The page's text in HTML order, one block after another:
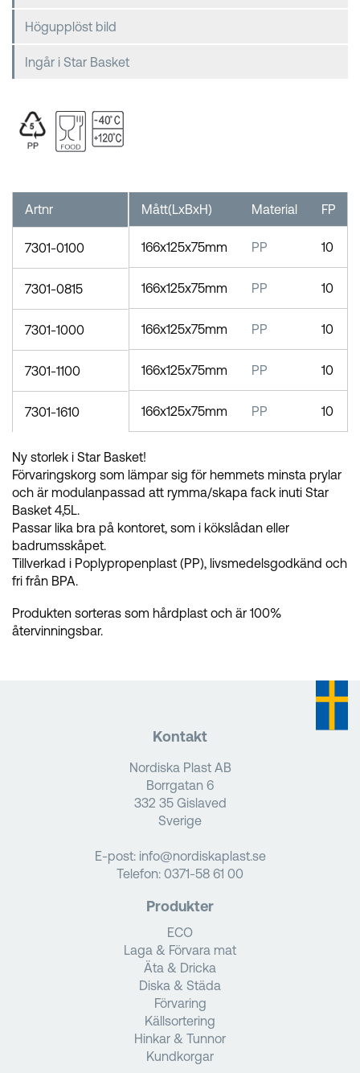
Högupplöst bild
Ingår i Star Basket
Mått(LxBxH) Material FP
166x125x75mm PP 10
166x125x75mm PP 10
166x125x75mm PP 10
166x125x75mm PP 10
166x125x75mm PP 10
Artnr
7301-0100
7301-0815
7301-1000
7301-1100
7301-1610
Ny storlek i Star Basket!
Förvaringskorg som lämpar sig för hemmets minsta prylar
och är modulanpassad att rymma/skapa fack inuti Star
Basket 4,5L.
Passar lika bra på kontoret, som i kökslådan eller
badrumsskåpet.
Tillverkad i Poplypropenplast (PP), livsmedelsgodkänd och
fri från BPA.
Produkten sorteras som hårdplast och är 100%
återvinningsbar.
Kontakt
Nordiska Plast AB
Borrgatan 6
332 35 Gislaved
Sverige
E-post: info@nordiskaplast.se
Telefon: 0371-58 61 00
Produkter
ECO
Laga & Förvara mat
Äta & Dricka
Diska & Städa
Förvaring
Källsortering
Hinkar & Tunnor
Kundkorgar